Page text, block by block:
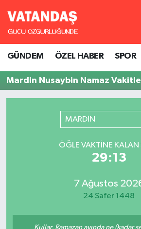
GÜNDEM ÖZEL HABER SPOR
Mardin Nusaybin Namaz
MARDİN
ÖĞLE VAKTINE KALAN
29:13
7 Ağustos
24 Safer 1448
Kullar, Ramazan ayında ne (kadar
GÜNDEM
Hava Durumu
Süper Lig Puan Durumu ve
Tüm Manşetler